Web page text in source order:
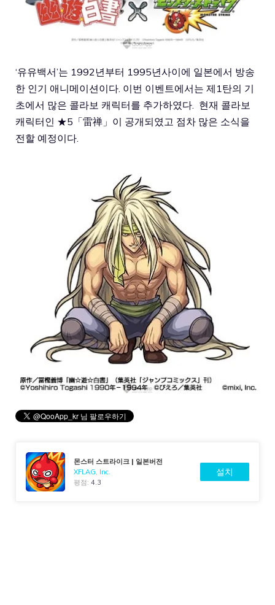
‘유유백서’는 1992년부터 1995년사이에 일본에서 방송
한 인기 애니메이션이다. 이번 이벤트에서는 제1탄의 기
초에서 많은 콜라보 캐릭터를 추가하였다. 현재 콜라보
캐릭터인 ★5「雷禅」이 공개되였고 점차 많은 소식을
전할 예정이다.
몬스터 스트라이크 | 일본버전
XFLAG, Inc.
평점:4.3
설치